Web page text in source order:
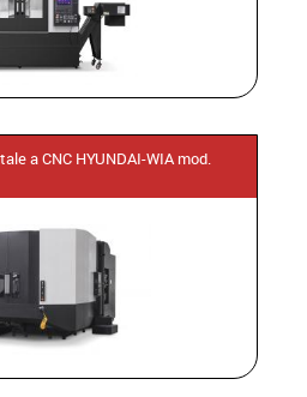
a CNC HYUNDAI-WIA mod.